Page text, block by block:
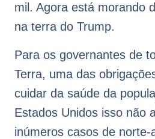
mil. Agora está morando
na terra do Trump.
Para os governantes de
Terra, uma das
cuidar da saúde da
Estados Unidos isso não
inúmeros casos de norte-